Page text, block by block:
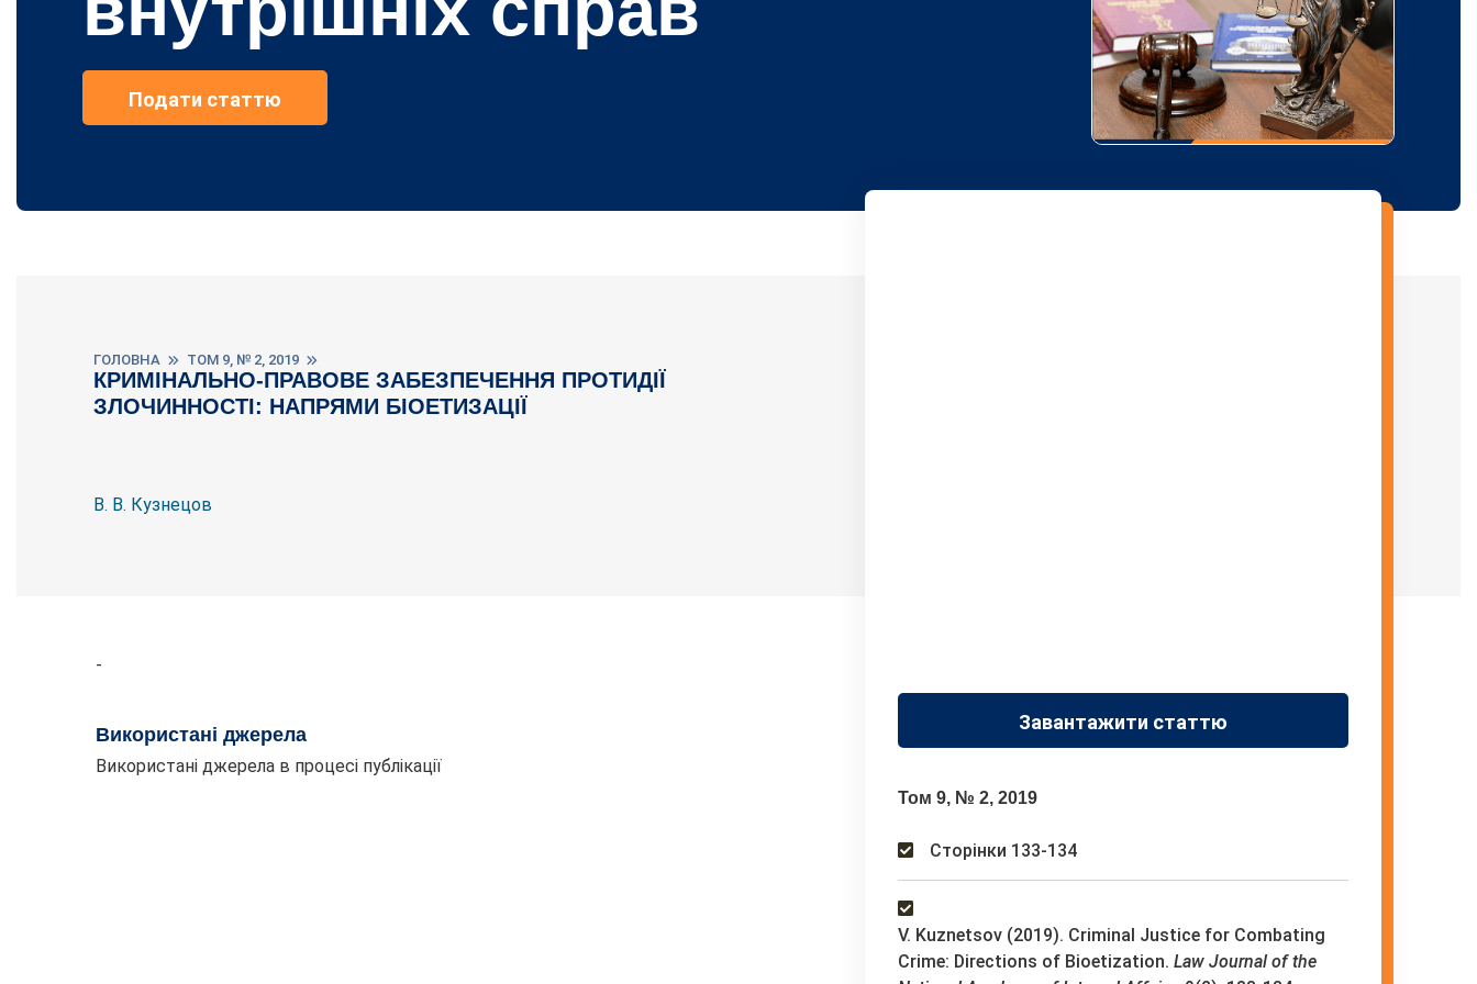
Подати статтю
ГОЛОВНА ТОМ 9, № 2, 2019
КРИМІНАЛЬНО-ПРАВОВЕ ЗАБЕЗПЕЧЕННЯ ПРОТИДІЇ
ЗЛОЧИННОСТІ: НАПРЯМИ БІОЕТИЗАЦІЇ
В. В. Кузнецов
-
Використані джерела
Використані джерела в процесі публікації
Завантажити статтю
Том 9, № 2, 2019
Сторінки 133-134
V. Kuznetsov (2019). Criminal Justice for Combating
Crime: Directions of Bioetization. Law Journal of the